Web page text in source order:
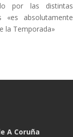
por las distintas
«es absolutamente
la Temporada»
A Coruña